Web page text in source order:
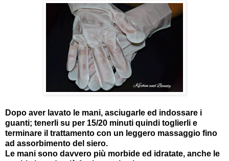
Dopo aver lavato le mani, asciugarle ed indossare i
guanti; tenerli su per 15/20 minuti quindi toglierli e
terminare il trattamento con un leggero massaggio fino
ad assorbimento del siero.
Le mani sono davvero più morbide ed idratate, anche le